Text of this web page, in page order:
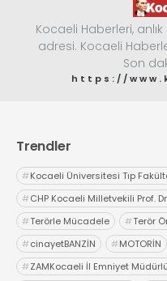
Kocaeli Haberleri,
adresi. Kocaeli
Son
https://
Trendler
#Kocaeli Üniversitesi Tıp
#CHP Kocaeli Milletvekili Prof.
#Terörle Mücadele #Terör
#cinayetBANZİN #MOTORİN
#ZAMKocaeli İl Emniyet